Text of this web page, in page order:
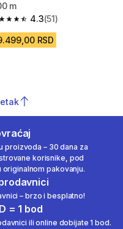
m
4.3
od 5 zvezdica from 51
(51)
RSD
proizvoda – 30 dana za
korisnike, pod
pakovanju.
– brzo i besplatno!
= 1 bod
ili online dobijate 1 bod.